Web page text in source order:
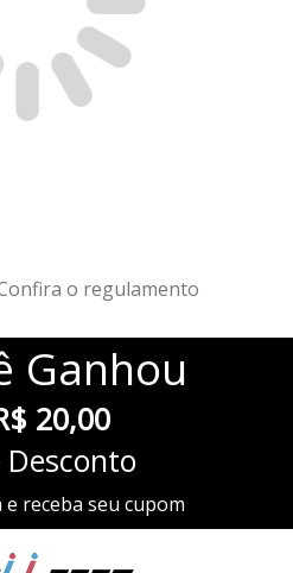
Ganhou
20,00
Desconto
e receba seu cupom